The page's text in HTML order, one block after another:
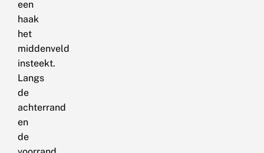
een
haak
het
middenveld
insteekt.
Langs
de
achterrand
en
de